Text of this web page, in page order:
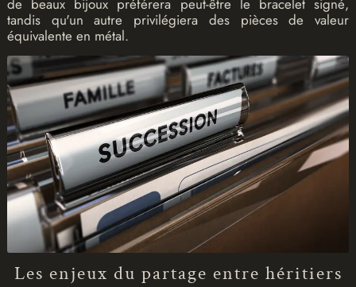
de beaux bijoux préférera peut-être le bracelet signé,
tandis qu'un autre privilégiera des pièces de valeur
équivalente en métal.
Les enjeux du partage entre héritiers